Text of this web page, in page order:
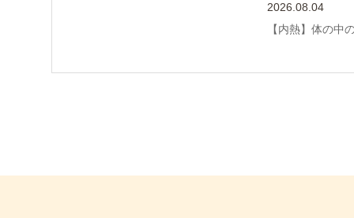
2026.08.04
【内熱】体の中